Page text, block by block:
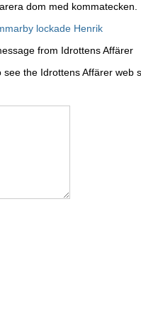
dom med kommatecken.
lockade Henrik
from Idrottens Affärer
the Idrottens Affärer web